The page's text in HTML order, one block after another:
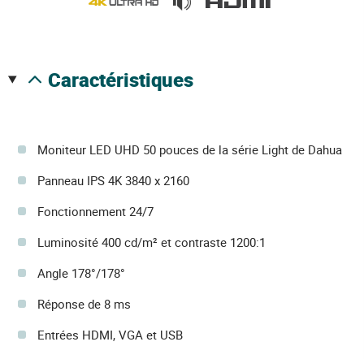
caractéristiques
Moniteur LED UHD 50 pouces de la série Light de Dahua
Panneau IPS 4K 3840 x 2160
Fonctionnement 24/7
Luminosité 400 cd/m² et contraste 1200:1
Angle 178°/178°
Réponse de 8 ms
Entrées HDMI, VGA et USB